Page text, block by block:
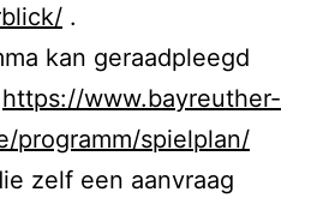
.
kan geraadpleegd
https://www.bayreuther-
programm/spielplan/
zelf een aanvraag